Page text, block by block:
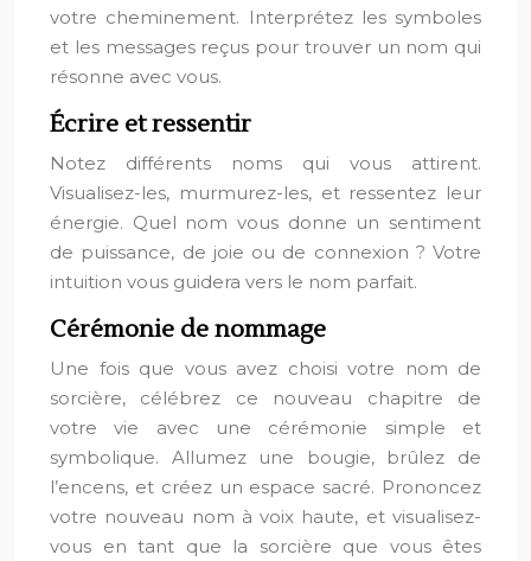
votre cheminement. Interprétez les symboles
et les messages reçus pour trouver un nom qui
résonne avec vous.
Écrire et ressentir
Notez différents noms qui vous attirent.
Visualisez-les, murmurez-les, et ressentez leur
énergie. Quel nom vous donne un sentiment
de puissance, de joie ou de connexion ? Votre
intuition vous guidera vers le nom parfait.
Cérémonie de nommage
Une fois que vous avez choisi votre nom de
sorcière, célébrez ce nouveau chapitre de
votre vie avec une cérémonie simple et
symbolique. Allumez une bougie, brûlez de
l’encens, et créez un espace sacré. Prononcez
votre nouveau nom à voix haute, et visualisez-
vous en tant que la sorcière que vous êtes